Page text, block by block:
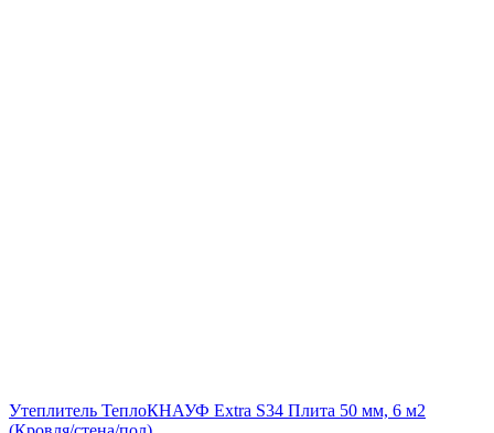
Утеплитель ТеплоКНАУФ Extra S34 Плита 50 мм, 6 м2